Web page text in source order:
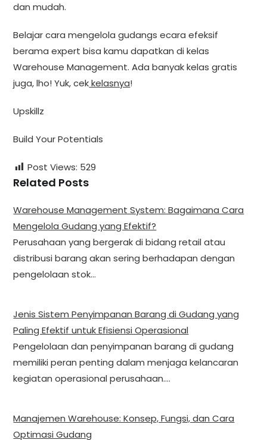
dan mudah.
Belajar cara mengelola gudangs ecara efeksif
berama expert bisa kamu dapatkan di kelas
Warehouse Management. Ada banyak kelas gratis
juga, lho! Yuk, cekkelasnya!
Upskillz
Build Your Potentials
Post Views: 529
Related Posts
Warehouse Management System: Bagaimana Cara
Mengelola Gudang yang Efektif?
Perusahaan yang bergerak di bidang retail atau
distribusi barang akan sering berhadapan dengan
pengelolaan stok…
Jenis Sistem Penyimpanan Barang di Gudang yang
Paling Efektif untuk Efisiensi Operasional
Pengelolaan dan penyimpanan barang di gudang
memiliki peran penting dalam menjaga kelancaran
kegiatan operasional perusahaan.…
Manajemen Warehouse: Konsep, Fungsi, dan Cara
Optimasi Gudang